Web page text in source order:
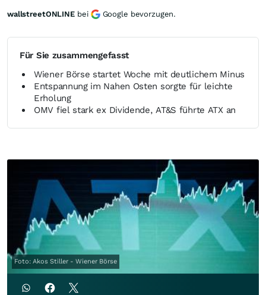
Für Sie zusammengefasst
Wiener Börse startet Woche mit deutlichem Minus
Entspannung im Nahen Osten sorgte für leichte
Erholung
OMV fiel stark ex Dividende, AT&S führte ATX an
Foto: Akos Stiller - Wiener Börse
wallstreetONLINE bei Google bevorzugen.